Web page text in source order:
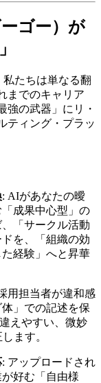
ゴー）が
たちは単なる翻
までのキャリア
強の武器」にリ・
ティング・プラッ
: AIがあなたの曖
成果中心型」の
「サークル活動
を、「組織の効
経験」へと昇華
用担当者が違和感
」での記述を保
えやすい、微妙
ます。
: アップロードされ
好む「自由様